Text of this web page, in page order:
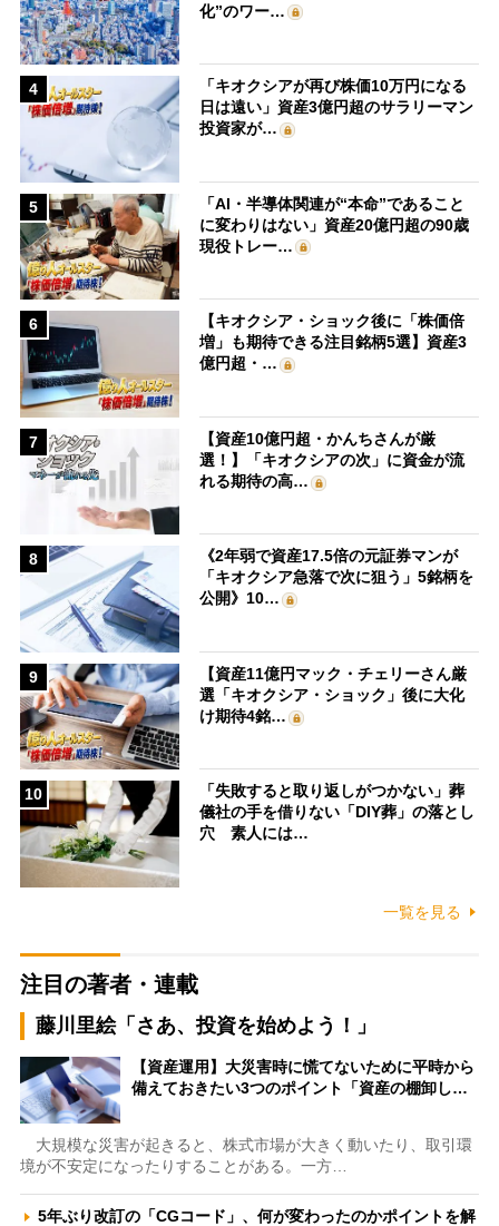
化”のワー…
4
「キオクシアが再び株価10万円になる
日は遠い」資産3億円超のサラリーマン
投資家が…
5
「AI・半導体関連が“本命”であること
に変わりはない」資産20億円超の90歳
現役トレー…
6
【キオクシア・ショック後に「株価倍
増」も期待できる注目銘柄5選】資産3
億円超・…
7
【資産10億円超・かんちさんが厳
選！】「キオクシアの次」に資金が流
れる期待の高…
8
《2年弱で資産17.5倍の元証券マンが
「キオクシア急落で次に狙う」5銘柄を
公開》10…
9
【資産11億円マック・チェリーさん厳
選「キオクシア・ショック」後に大化
け期待4銘…
10
「失敗すると取り返しがつかない」葬
儀社の手を借りない「DIY葬」の落とし
穴 素人には…
一覧を見る
注目の著者・連載
藤川里絵「さあ、投資を始めよう！」
【資産運用】大災害時に慌てないために平時から
備えておきたい3つのポイント「資産の棚卸し…
大規模な災害が起きると、株式市場が大きく動いたり、取引環
境が不安定になったりすることがある。一方…
5年ぶり改訂の「CGコード」、何が変わったのかポイントを解